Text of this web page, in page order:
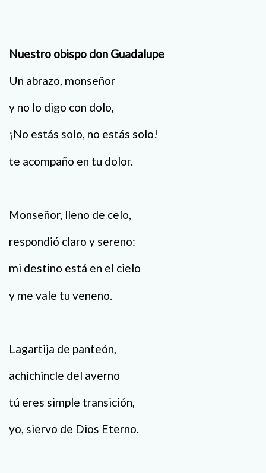
Nuestro obispo don Guadalupe
Un abrazo, monseñor
y no lo digo con dolo,
¡No estás solo, no estás solo!
te acompaño en tu dolor.
Monseñor, lleno de celo,
respondió claro y sereno:
mi destino está en el cielo
y me vale tu veneno.
Lagartija de panteón,
achichincle del averno
tú eres simple transición,
yo, siervo de Dios Eterno.